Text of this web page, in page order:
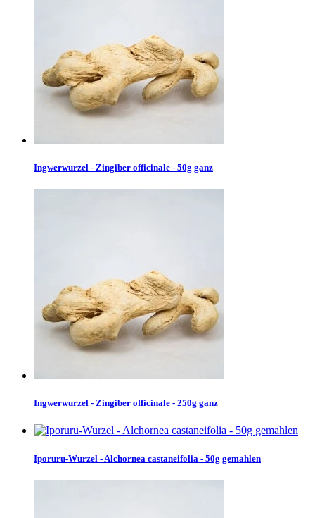
Ingwerwurzel - Zingiber officinale - 50g ganz
Ingwerwurzel - Zingiber officinale - 250g ganz
Iporuru-Wurzel - Alchornea castaneifolia - 50g gemahlen